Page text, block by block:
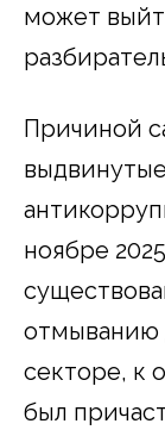
может
Причиной
ноябре
отмыванию
секторе, к
был